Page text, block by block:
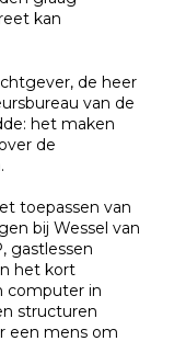
kan
de heer
van de
het maken
de
toepassen van
bij Wessel van
gastlessen
het kort
computer in
structuren
een mens om